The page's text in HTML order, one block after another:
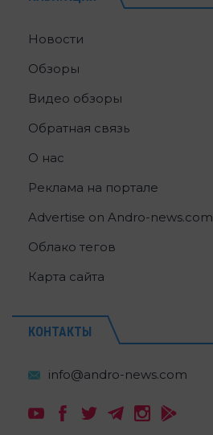
Новости
Обзоры
Видео обзоры
Обратная связь
О нас
Реклама на портале
Advertise on Andro-news.com
Облако тегов
Карта сайта
КОНТАКТЫ